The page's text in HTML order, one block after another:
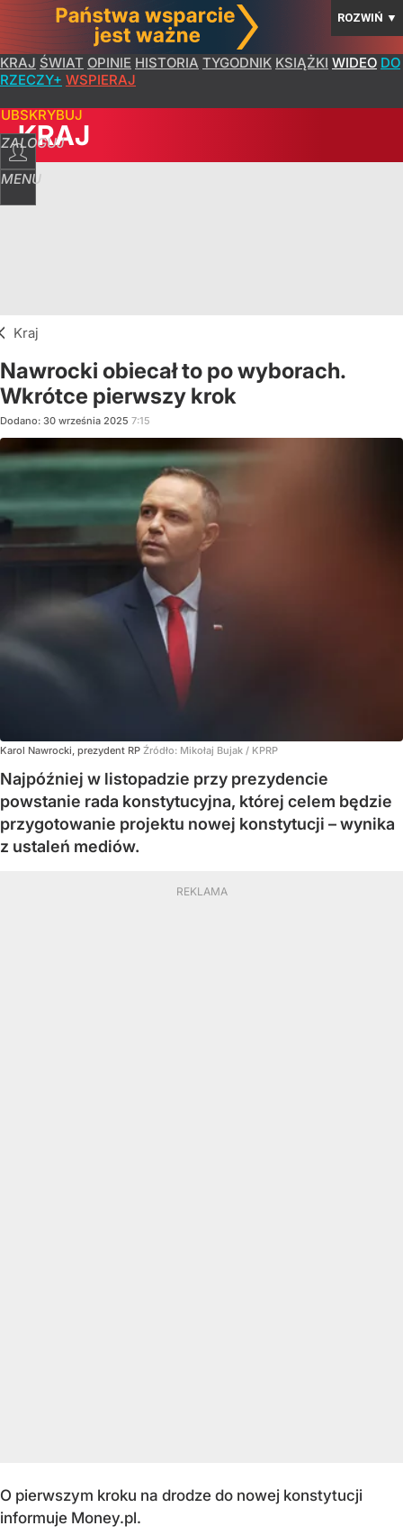
ROZWIŃ ▼
KRAJ ŚWIAT OPINIE HISTORIA TYGODNIK KSIĄŻKI WIDEO DO
RZECZY+ WSPIERAJ
ZALOGUJ
MENU
KRAJ
Kraj
Nawrocki obiecał to po wyborach.
Wkrótce pierwszy krok
Dodano: 30 września 2025 7:15
Karol Nawrocki, prezydent RP Źródło: Mikołaj Bujak / KPRP
Najpóźniej w listopadzie przy prezydencie
powstanie rada konstytucyjna, której celem będzie
przygotowanie projektu nowej konstytucji – wynika
z ustaleń mediów.
O pierwszym kroku na drodze do nowej konstytucji
informuje Money.pl.